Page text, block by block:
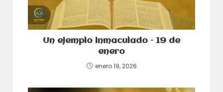
Un ejemplo inmaculado – 19 de
enero
enero 19, 2026